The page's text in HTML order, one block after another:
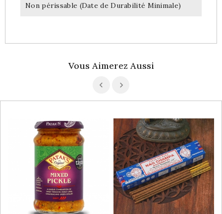
Non périssable (Date de Durabilité Minimale)
Vous Aimerez Aussi